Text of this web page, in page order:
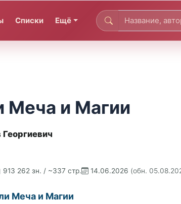
Списки Ещё
Меча и Магии
913 262 зн. / ~337 стр. 14.06.2026 (обн.
Меча и Магии